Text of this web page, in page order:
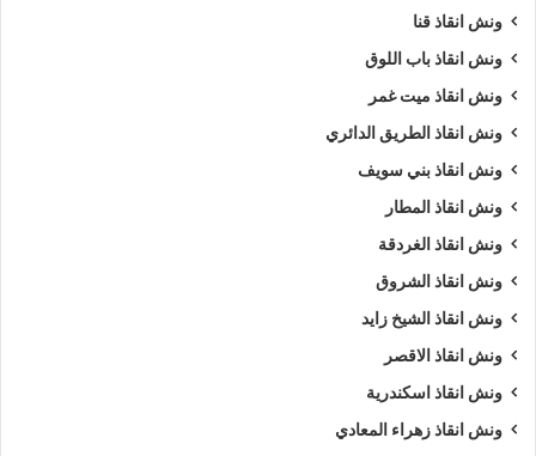
ونش انقاذ قنا
ونش انقاذ باب اللوق
ونش انقاذ ميت غمر
ونش انقاذ الطريق الدائري
ونش انقاذ بني سويف
ونش انقاذ المطار
ونش انقاذ الغردقة
ونش انقاذ الشروق
ونش انقاذ الشيخ زايد
ونش انقاذ الاقصر
ونش انقاذ اسكندرية
ونش انقاذ زهراء المعادي